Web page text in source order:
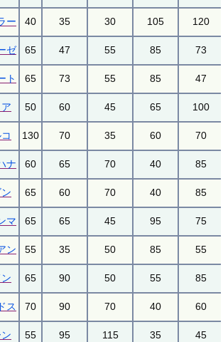
ー 40 35 30 105 120
ゼ 65 47 55 85 73
ト 65 73 55 85 47
50 60 45 65 100
130 70 35 60 70
ナ 60 65 70 40 85
65 60 70 40 85
マ 65 65 45 95 75
ン 55 35 50 85 55
65 90 50 55 85
ス 70 90 70 40 60
55 95 115 35 45